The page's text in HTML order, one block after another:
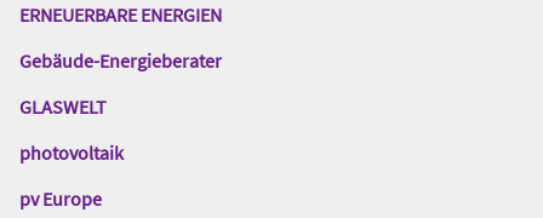
ERNEUERBARE ENERGIEN
Gebäude-Energieberater
GLASWELT
photovoltaik
pv Europe